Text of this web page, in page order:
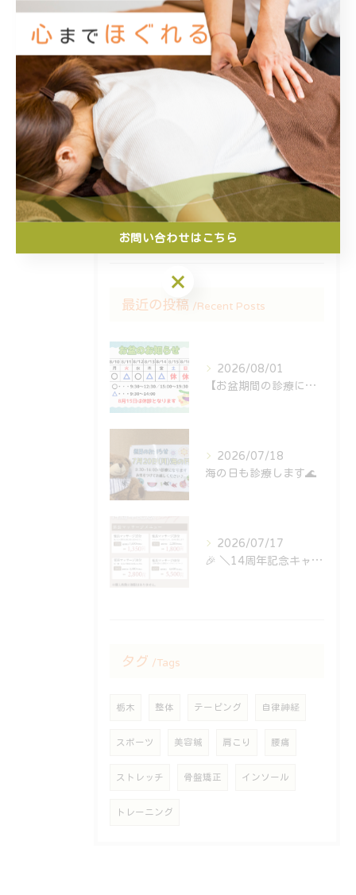
カテゴリー Categories
保険診療
マッサージ
交通事故
最近の投稿 Recent Posts
2026/08/01
【お盆期間の診療について🎑】
2026/07/18
海の日も診療します🌊
2026/07/17
⁡🎉 ＼14周年記念キャンペーン開催中！／ 🎉
タグ Tags
栃木 整体 テーピング 自律神経
スポーツ 美容鍼 肩こり 腰痛
ストレッチ 骨盤矯正 インソール
トレーニング
お問い合わせはこちら
お問い合わせはこちら